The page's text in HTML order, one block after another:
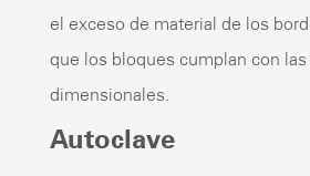
el exceso de material de los
que los bloques cumplan con
dimensionales.
Autoclave